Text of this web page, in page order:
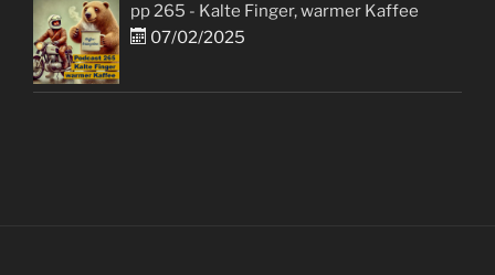
pp 265 - Kalte Finger, warmer Kaffee
07/02/2025